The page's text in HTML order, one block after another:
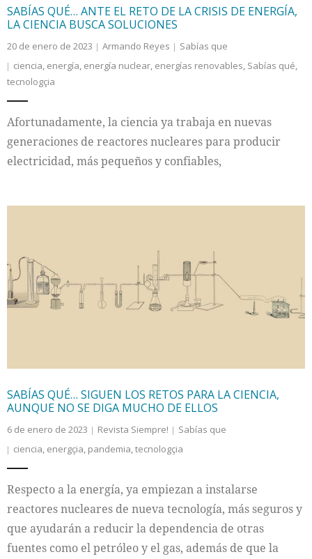
SABÍAS QUÉ… ANTE EL RETO DE LA CRISIS DE ENERGÍA,
LA CIENCIA BUSCA SOLUCIONES
20 de enero de 2023 Armando Reyes
Sabías que
ciencia, energía, energía nuclear, energías renovables, Sabías qué,
tecnologçia
Afortunadamente, la ciencia ya trabaja en nuevas
generaciones de reactores nucleares para producir
electricidad, más pequeños y confiables,
SABÍAS QUÉ… SIGUEN LOS RETOS PARA LA CIENCIA,
AUNQUE NO SE DIGA MUCHO DE ELLOS
6 de enero de 2023 Revista Siempre!
Sabías que
ciencia, energçia, pandemia,tecnologçia
Respecto a la energía, ya empiezan a instalarse
reactores nucleares de nueva tecnología, más seguros y
que ayudarán a reducir la dependencia de otras
fuentes como el petróleo y el gas, además de que la